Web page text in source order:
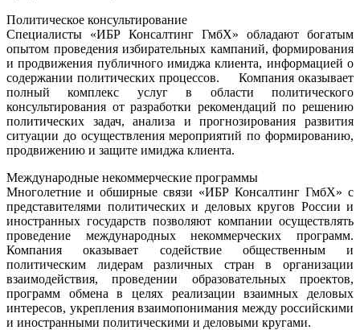
Политическое консультирование
Специалисты «ИБР Консалтинг ГмбХ» обладают богатым
опытом проведения избирательных кампаний, формирования
и продвижения публичного имиджа клиента, информацией о
содержании политических процессов. Компания оказывает
полный комплекс услуг в области политического
консультирования от разработки рекомендаций по решению
политических задач, анализа и прогнозирования развития
ситуации до осуществления мероприятий по формированию,
продвижению и защите имиджа клиента.
Международные некоммерческие программы
Многолетние и обширные связи «ИБР Консалтинг ГмбХ» с
представителями политических и деловых кругов России и
иностранных государств позволяют компании осуществлять
проведение международных некоммерческих программ.
Компания оказывает содействие общественным и
политическим лидерам различных стран в организации
взаимодействия, проведении образовательных проектов,
программ обмена в целях реализации взаимных деловых
интересов, укрепления взаимопонимания между российскими
и иностранными политическими и деловыми кругами.